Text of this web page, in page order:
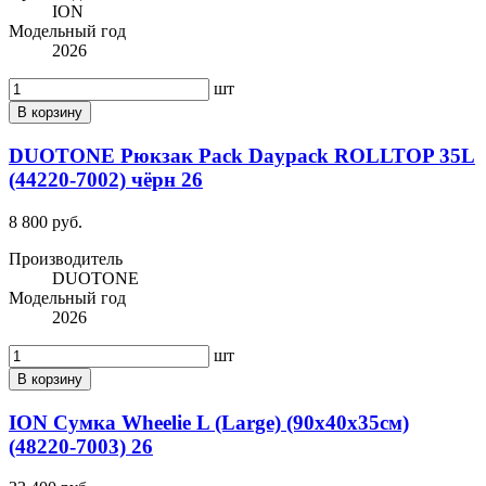
ION
Модельный год
2026
шт
В корзину
DUOTONE Рюкзак Pack Daypack ROLLTOP 35L
(44220-7002) чёрн 26
8 800 руб.
Производитель
DUOTONE
Модельный год
2026
шт
В корзину
ION Сумка Wheelie L (Large) (90х40х35см)
(48220-7003) 26